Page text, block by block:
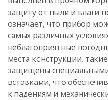
защиту от пыли и влаги
означает, что прибор
самых различных
неблагоприятные
места конструкции,
защищены
вставками, что
к падениям и